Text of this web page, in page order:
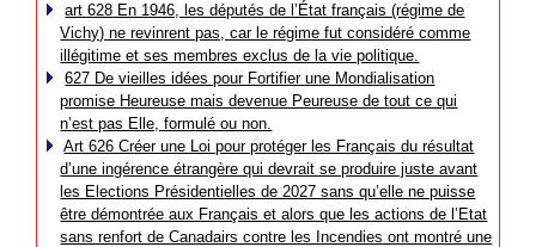
art 628 En 1946, les députés de l’État français (régime de
Vichy) ne revinrent pas, car le régime fut considéré comme
illégitime et ses membres exclus de la vie politique.
627 De vieilles idées pour Fortifier une Mondialisation
promise Heureuse mais devenue Peureuse de tout ce qui
n’est pas Elle, formulé ou non.
Art 626 Créer une Loi pour protéger les Français du résultat
d’une ingérence étrangère qui devrait se produire juste avant
les Elections Présidentielles de 2027 sans qu’elle ne puisse
être démontrée aux Français et alors que les actions de l’Etat
sans renfort de Canadairs contre les Incendies ont montré une